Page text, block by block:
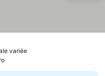
variéeConsulter les prix